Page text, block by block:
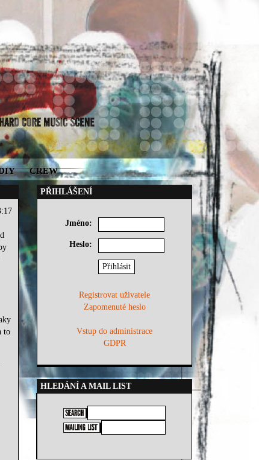
CREW
to
PŘIHLÁŠENÍ
Jméno:
Heslo:
Registrovat uživatele
Zapomenuté heslo
Vstup do administrace
GDPR
HLEDÁNÍ A MAIL LIST